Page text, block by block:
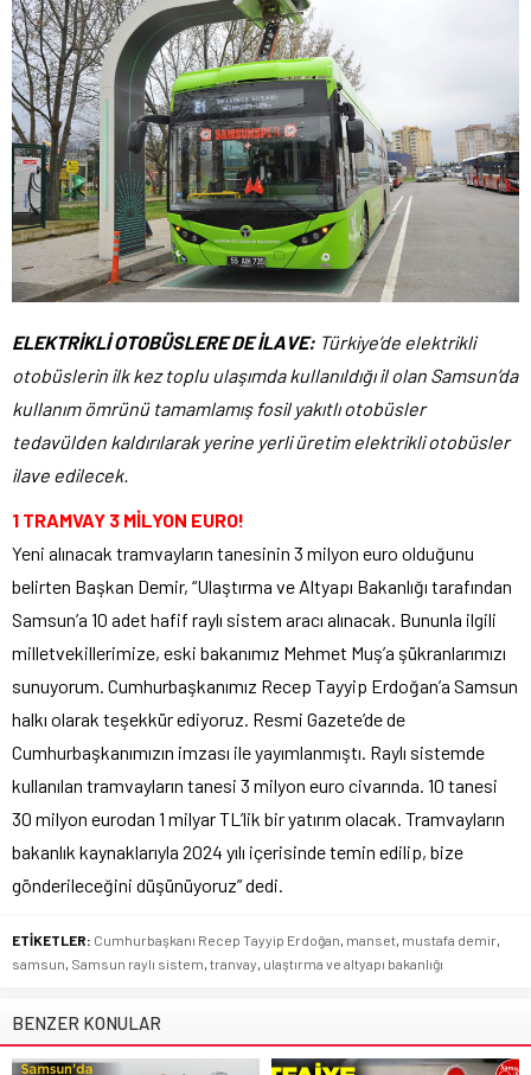
ELEKTRİKLİ OTOBÜSLERE DE İLAVE: Türkiye’de elektrikli
otobüslerin ilk kez toplu ulaşımda kullanıldığı il olan Samsun’da
kullanım ömrünü tamamlamış fosil yakıtlı otobüsler
tedavülden kaldırılarak yerine yerli üretim elektrikli otobüsler
ilave edilecek.
1 TRAMVAY 3 MİLYON EURO!
Yeni alınacak tramvayların tanesinin 3 milyon euro olduğunu
belirten Başkan Demir, “Ulaştırma ve Altyapı Bakanlığı tarafından
Samsun’a 10 adet hafif raylı sistem aracı alınacak. Bununla ilgili
milletvekillerimize, eski bakanımız Mehmet Muş’a şükranlarımızı
sunuyorum. Cumhurbaşkanımız Recep Tayyip Erdoğan’a Samsun
halkı olarak teşekkür ediyoruz. Resmi Gazete’de de
Cumhurbaşkanımızın imzası ile yayımlanmıştı. Raylı sistemde
kullanılan tramvayların tanesi 3 milyon euro civarında. 10 tanesi
30 milyon eurodan 1 milyar TL’lik bir yatırım olacak. Tramvayların
bakanlık kaynaklarıyla 2024 yılı içerisinde temin edilip, bize
gönderileceğini düşünüyoruz” dedi.
ETİKETLER: Cumhurbaşkanı Recep Tayyip Erdoğan, manset, mustafa demir,
samsun, Samsun raylı sistem, tranvay, ulaştırma ve altyapı bakanlığı
BENZER KONULAR